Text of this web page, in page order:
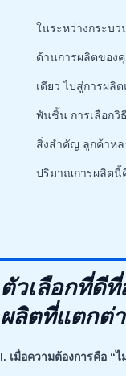
ในระหว่างกระบ
ด้านการผลิตของ
เดียว ไปสู่การผลิ
พันชิ้น การเลือก
สิ่งสำคัญ ลูกค้าหล
ปริมาณการผลิตนี้
ตัวเลือกที่ดี
ผลิตที่แตกต่
I. เมื่อความต้องการคือ